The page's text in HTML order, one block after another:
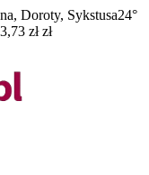
Doroty, Sykstusa24°
zł zł